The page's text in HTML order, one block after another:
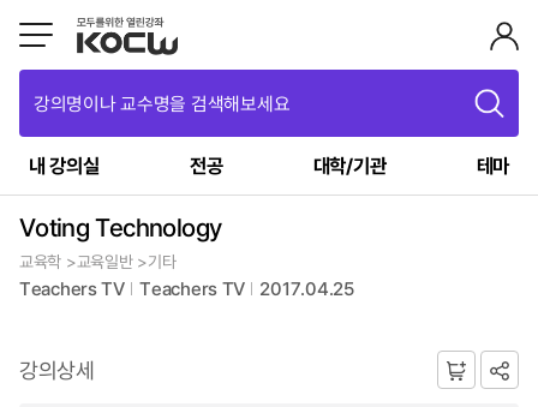
강의명이나 교수명을 검색해보세요
내 강의실 전공 대학/기관 테마
Voting Technology
교육학 >교육일반 >기타
Teachers TV Teachers TV 2017.04.25
강의상세